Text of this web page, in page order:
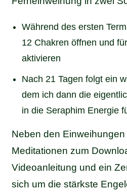
Während des ersten
12 Chakren öffnen und
aktivieren
Nach 21 Tagen folgt ein
dem ich dann die
in die Seraphim Energie
Neben den
Meditationen zum
Videoanleitung und ein
sich um die stärkste